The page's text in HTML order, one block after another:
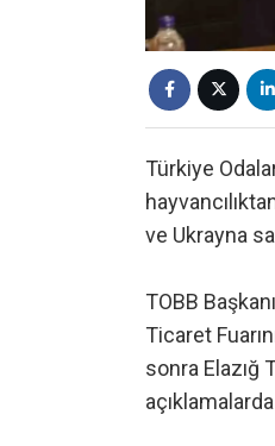
Türkiye
ve Ukrayna
TOBB
Ticaret
sonra Elazığ